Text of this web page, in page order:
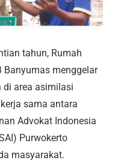
tahun, Rumah
Banyumas menggelar
di area asimilasi
sama antara
Advokat Indonesia
Purwokerto
masyarakat.